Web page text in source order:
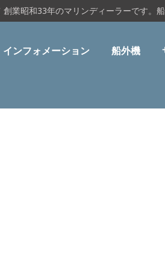
業昭和33年のマリンディーラーです。
インフォメーション 船外機